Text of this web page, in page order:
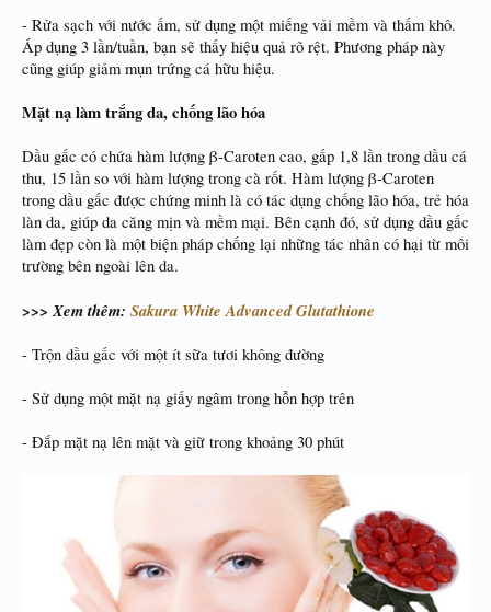
- Rửa sạch với nước ấm, sử dụng một miếng vải mềm và thấm khô.
Áp dụng 3 lần/tuần, bạn sẽ thấy hiệu quả rõ rệt. Phương pháp này
cũng giúp giảm mụn trứng cá hữu hiệu.
Mặt nạ làm trắng da, chống lão hóa
Dầu gấc có chứa hàm lượng β-Caroten cao, gấp 1,8 lần trong dầu cá
thu, 15 lần so với hàm lượng trong cà rốt. Hàm lượng β-Caroten
trong dầu gấc được chứng minh là có tác dụng chống lão hóa, trẻ hóa
làn da, giúp da căng mịn và mềm mại. Bên cạnh đó, sử dụng dầu gấc
làm đẹp còn là một biện pháp chống lại những tác nhân có hại từ môi
trường bên ngoài lên da.
>>> Xem thêm: Sakura White Advanced Glutathione
- Trộn dầu gấc với một ít sữa tươi không đường
- Sử dụng một mặt nạ giấy ngâm trong hỗn hợp trên
- Đắp mặt nạ lên mặt và giữ trong khoảng 30 phút